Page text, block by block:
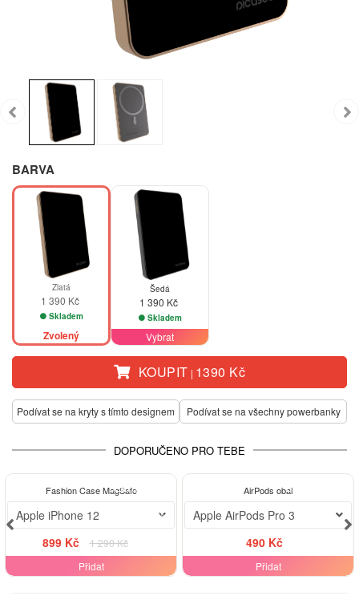
BARVA
Zlatá
1 390 Kč
Skladem
Zvolený
Šedá
1 390 Kč
Skladem
Vybrat
KOUPIT | 1390 Kč
Podívat se na kryty s tímto designem Podívat se na všechny powerbanky
DOPORUČENO PRO TEBE
BESTSELLER
-30%
Fashion Case MagSafe
Apple iPhone 12
899 Kč
1 290 Kč
Přidat
BESTSELLER
AirPods obal
Apple AirPods Pro 3
490 Kč
Přidat